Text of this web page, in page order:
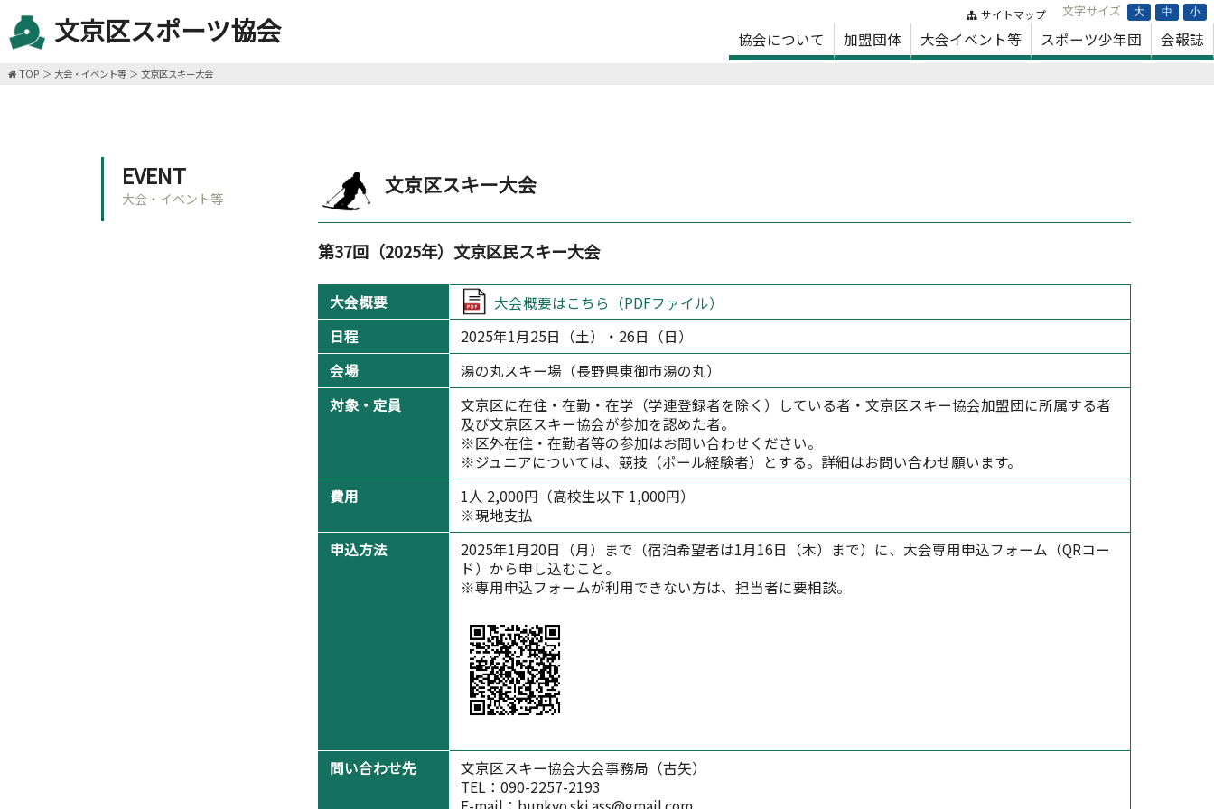
文京区スポーツ協会
文字サイズ 大 中 小
サイトマップ
協会について 加盟団体 大会イベント等 スポーツ少年団 会報誌
TOP 大会・イベント等 文京区スキー大会
EVENT
大会・イベント等
文京区スキー大会
第37回（2025年）文京区民スキー大会
大会概要
大会概要はこちら（PDFファイル）
日程
2025年1月25日（土）・26日（日）
会場
湯の丸スキー場（長野県東御市湯の丸）
対象・定員
文京区に在住・在勤・在学（学連登録者を除く）している者・文京区スキー協会加盟団に所属する者
及び文京区スキー協会が参加を認めた者。
※区外在住・在勤者等の参加はお問い合わせください。
※ジュニアについては、競技（ポール経験者）とする。詳細はお問い合わせ願います。
費用
1人 2,000円（高校生以下 1,000円）
※現地支払
申込方法
2025年1月20日（月）まで（宿泊希望者は1月16日（木）まで）に、大会専用申込フォーム（QRコー
ド）から申し込むこと。
※専用申込フォームが利用できない方は、担当者に要相談。
問い合わせ先
文京区スキー協会大会事務局（古矢）
TEL：090-2257-2193